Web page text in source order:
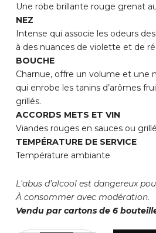
Une robe brillante rouge grenat
NEZ
Intense qui associe les odeurs
à des nuances de violette et de
BOUCHE
Charnue, offre un volume et une
qui enrobe les tanins d’arômes
grillés.
ACCORDS METS ET VIN
Viandes rouges en sauces ou
TEMPÉRATURE DE SERVICE
Température ambiante
L'abus d’alcool est dangereux
À consommer avec modération.
Vendu par cartons de 6